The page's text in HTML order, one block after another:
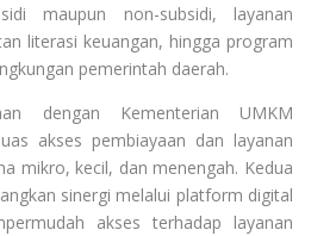
maupun non-subsidi, layanan
literasi keuangan, hingga program
pemerintah daerah.
dengan Kementerian UMKM
akses pembiayaan dan layanan
mikro, kecil, dan menengah. Kedua
sinergi melalui platform digital
akses terhadap layanan